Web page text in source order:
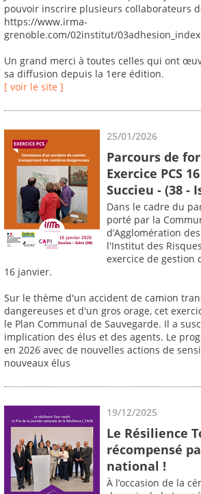
pouvoir inscrire plusieurs collaborateurs
https://www.irma-
grenoble.com/02institut/
Un grand merci à toutes celles qui ont
sa diffusion depuis la 1ere édition.
[ voir le site ]
25/01/2026
Parcours de
Exercice PCS
Succieu - (38 -
Dans le cadre du
porté par la
d’Agglomération
l'Institut des
exercice de gestion
16 janvier.
Sur le thème d'un accident de camion
dangereuses et d'un gros orage, cet
le Plan Communal de Sauvegarde. Il a
implication des élus et des agents. Le
en 2026 avec de nouvelles actions de
nouveaux élus
19/12/2025
Le Résilience
récompensé
national !
À l’occasion de la